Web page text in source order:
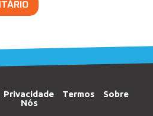
Privacidade Termos
Sobre
Nós